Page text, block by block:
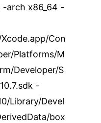
arch x86_64 -
Con
Platforms/M
Developer/S
-
Library/Devel
box